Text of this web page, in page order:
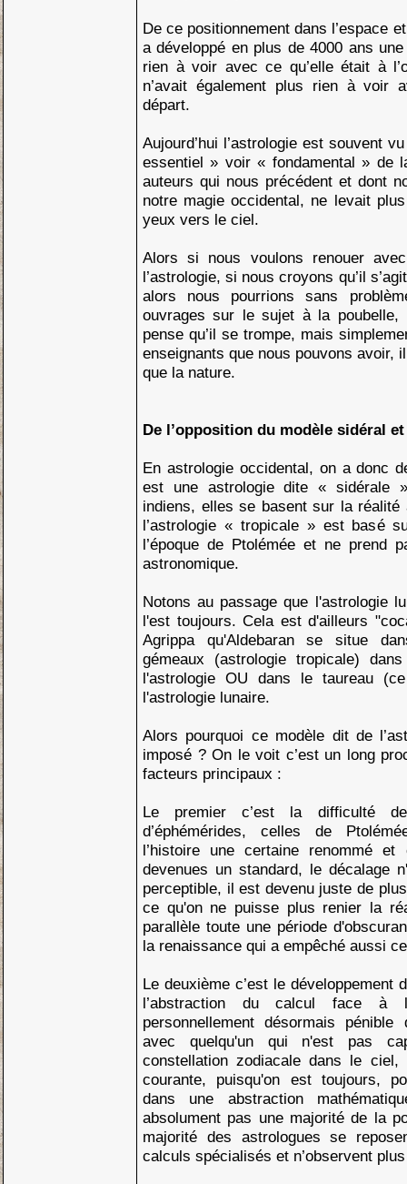
De ce positionnement dans l’espace
a développé en plus de 4000 ans
rien à voir avec ce qu’elle était à
n’avait également plus rien à voir
départ.
Aujourd’hui l’astrologie est souvent
essentiel » voir « fondamental » de
auteurs qui nous précédent et dont
notre magie occidental, ne levait
yeux vers le ciel.
Alors si nous voulons renouer
l’astrologie, si nous croyons qu’il
alors nous pourrions sans
ouvrages sur le sujet à la poubelle,
pense qu’il se trompe, mais
enseignants que nous pouvons avoir,
que la nature.
De l’opposition du modèle sidéral
En astrologie occidental, on a donc
est une astrologie dite « sidérale
indiens, elles se basent sur la réalité
l’astrologie « tropicale » est basé
l’époque de Ptolémée et ne prend
astronomique.
Notons au passage que l'astrologie
l'est toujours. Cela est d'ailleurs
Agrippa qu'Aldebaran se situe
gémeaux (astrologie tropicale)
l'astrologie OU dans le taureau
l'astrologie lunaire.
Alors pourquoi ce modèle dit de
imposé ? On le voit c’est un long
facteurs principaux :
Le premier c’est la difficulté
d’éphémérides, celles de
l’histoire une certaine renommé
devenues un standard, le décalage
perceptible, il est devenu juste de
ce qu'on ne puisse plus renier la
parallèle toute une période
la renaissance qui a empêché aussi
Le deuxième c’est le développement
l’abstraction du calcul face à
personnellement désormais
avec quelqu'un qui n'est pas
constellation zodiacale dans le
courante, puisqu'on est toujours,
dans une abstraction
absolument pas une majorité de la
majorité des astrologues se
calculs spécialisés et n’observent